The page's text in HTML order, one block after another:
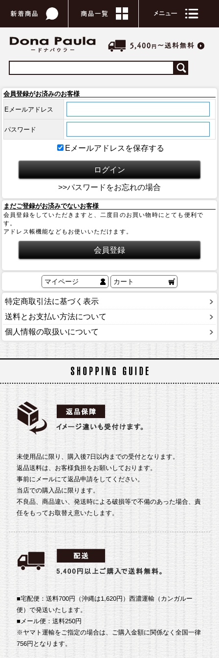
会員登録がお済みのお客様
Eメールアドレス
パスワード
Eメールアドレスを保存する
>>パスワードをお忘れの場合
まだご登録がお済みでないお客様
会員登録をしていただきますと、二度目のお買い物時にとても便利で
す。
アドレス帳機能などもお使いいただけます。
マイページ カート
特定商取引法に基づく表示
送料とお支払い方法について
個人情報の取扱いについて
未使用品に限り、購入後7日以内までの受付となります。
返品送料は、お客様負担をお願いしております。
事前にメールにて返品申請をしてください。
当店での購入品に限ります。
不良品、商品違い、発送時による破損等で不備のあった場合、責
任をもってお取替え意いたします。
■宅配便：送料700円（沖縄は1,620円）西濃運輸（カンガルー
便）で発送いたします。
■メール便：送料250円
※ヤマト運輸をご指定の場合は、ご購入金額に関係なく全国一律
756円となります。